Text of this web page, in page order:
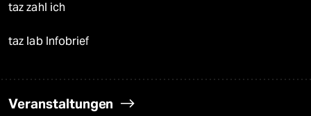
taz zahl ich
taz lab Infobrief
Veranstaltungen